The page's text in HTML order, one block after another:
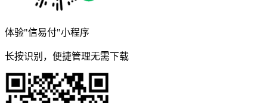
体验"信易付"小程序
长按识别，便捷管理无需下载